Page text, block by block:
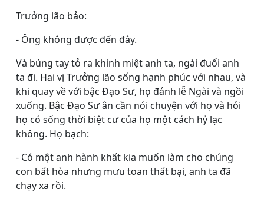
Trưởng lão bảo:
- Ông không được đến đây.
Và búng tay tỏ ra khinh miệt anh ta, ngài đuổi anh
ta đi. Hai vị Trưởng lão sống hạnh phúc với nhau, và
khi quay về với bậc Ðạo Sư, họ đảnh lễ Ngài và ngồi
xuống. Bậc Ðạo Sư ân cần nói chuyện với họ và hỏi
họ có sống thời biệt cư của họ một cách hỷ lạc
không. Họ bạch:
- Có một anh hành khất kia muốn làm cho chúng
con bất hòa nhưng mưu toan thất bại, anh ta đã
chạy xa rồi.